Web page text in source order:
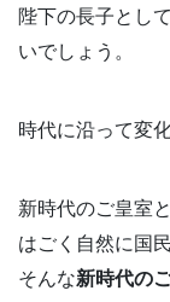
陛下の長子とし
いでしょう。
時代に沿って変
新時代のご皇室
はごく自然に国
そんな新時代の